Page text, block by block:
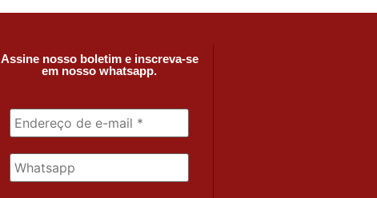
Assine nosso boletim e inscreva-se
em nosso whatsapp.